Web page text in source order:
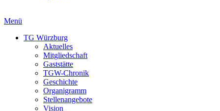
Menü
TG Würzburg
Aktuelles
Mitgliedschaft
Gaststätte
TGW-Chronik
Geschichte
Organigramm
Stellenangebote
Vision